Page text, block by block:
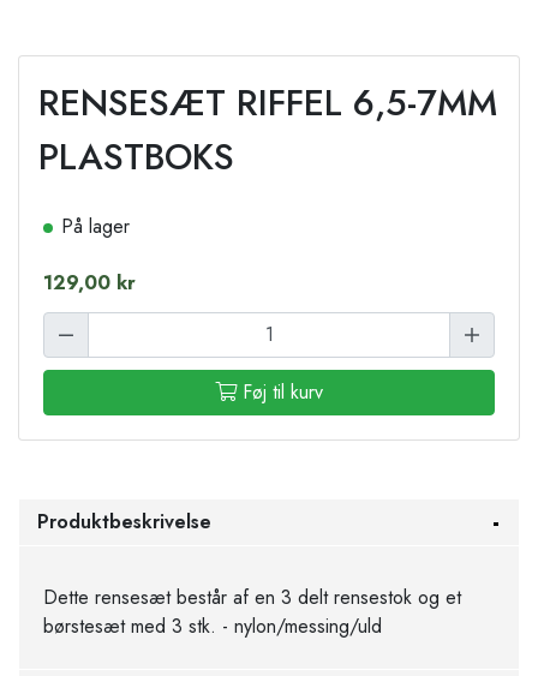
RENSESÆT RIFFEL 6,5-7MM
PLASTBOKS
På lager
129,00 kr
Føj til kurv
Produktbeskrivelse
Dette rensesæt består af en 3 delt rensestok og et
børstesæt med 3 stk. - nylon/messing/uld